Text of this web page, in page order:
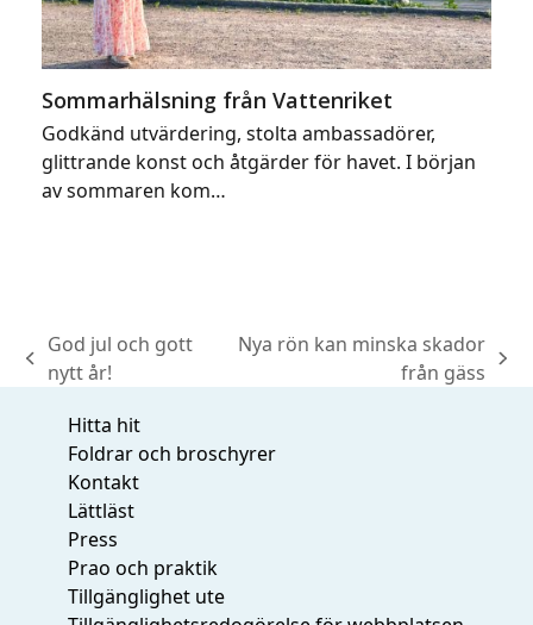
Sommarhälsning från Vattenriket
Godkänd utvärdering, stolta ambassadörer,
glittrande konst och åtgärder för havet. I början
av sommaren kom…
previous
God jul och gott
nytt år!
Nya rön kan minska skador
från gäss
Hitta hit
Foldrar och broschyrer
Kontakt
Lättläst
Press
Prao och praktik
Tillgänglighet ute